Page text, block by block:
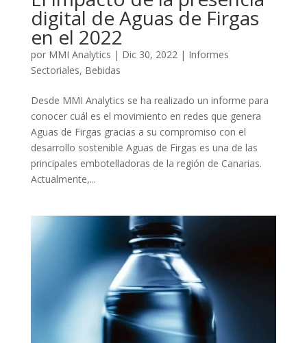
digital de Aguas de Firgas
en el 2022
por MMI Analytics | Dic 30, 2022 | Informes
Sectoriales, Bebidas
Desde MMI Analytics se ha realizado un informe para
conocer cuál es el movimiento en redes que genera
Aguas de Firgas gracias a su compromiso con el
desarrollo sostenible Aguas de Firgas es una de las
principales embotelladoras de la región de Canarias.
Actualmente,...